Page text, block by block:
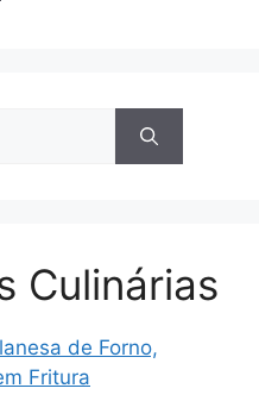
Culinárias
de Forno,
Fritura